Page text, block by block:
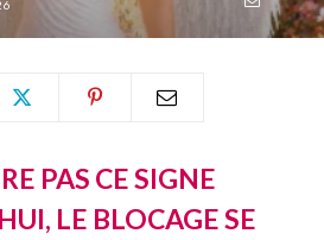
PAS CE SIGNE
LE BLOCAGE SE